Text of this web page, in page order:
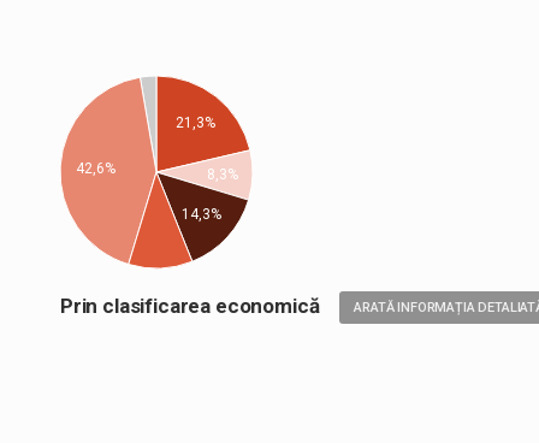
21,3%
8,3%
14,3%
42,6%
Prin clasificarea economică ARATĂ INFORMAȚIA